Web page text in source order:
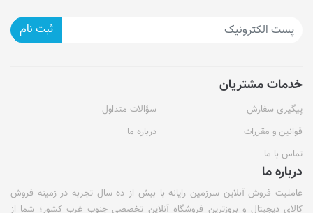
ثبت نام
خدمات مشتریان
پیگیری سفارش
سؤالات متداول
قوانین و مقررات
درباره ما
تماس با ما
درباره ما
عاملیت فروش آنلاین سرزمین رایانه با بیش از ده سال تجربه در زمینه فروش
کالای دیجیتال و بروزترین فروشگاه آنلاین تخصصی جنوب غرب کشور؛ شما از